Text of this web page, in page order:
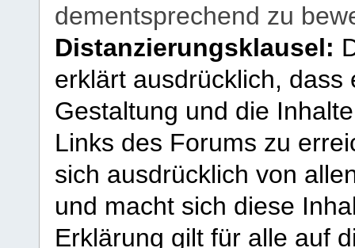
dementsprechend zu
Distanzierungsklausel:
erklärt ausdrücklich,
Gestaltung und die
Links des Forums zu
sich ausdrücklich von
und macht sich diese
Erklärung gilt für alle auf